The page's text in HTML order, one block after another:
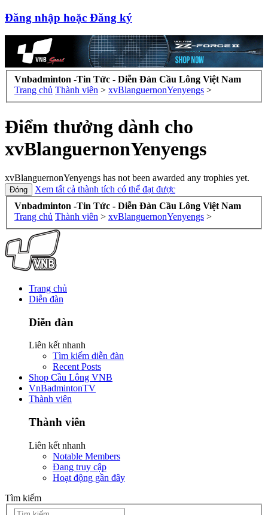
Đăng nhập hoặc Đăng ký
Vnbadminton -Tin Tức - Diễn Đàn Cầu Lông Việt Nam
Trang chủ Thành viên > xvBlanguernonYenyengs >
Điểm thưởng dành cho
xvBlanguernonYenyengs
xvBlanguernonYenyengs has not been awarded any trophies yet.
Xem tất cả thành tích có thể đạt được
Vnbadminton -Tin Tức - Diễn Đàn Cầu Lông Việt Nam
Trang chủ Thành viên > xvBlanguernonYenyengs >
Trang chủ
Diễn đàn
Diễn đàn
Liên kết nhanh
Tìm kiếm diễn đàn
Recent Posts
Shop Cầu Lông VNB
VnBadmintonTV
Thành viên
Thành viên
Liên kết nhanh
Notable Members
Đang truy cập
Hoạt động gần đây
Tìm kiếm